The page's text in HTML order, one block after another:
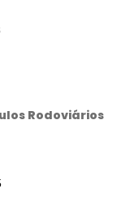
Rodoviários